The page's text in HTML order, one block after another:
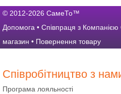
© 2012-2026 СамеТо™
Допомога • Співпраця з
магазин • Повернення товару
Співробітництво з
Програма лояльності